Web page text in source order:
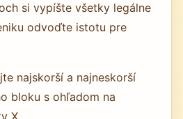
si vypíšte všetky legálne
odvoďte istotu pre
najskorší a najneskorší
bloku s ohľadom na